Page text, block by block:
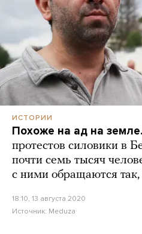
ИСТОРИИ
Похоже на ад на
протестов силовики в
почти семь тысяч
с ними обращаются
18:10, 13 августа 2020
Источник: Meduza